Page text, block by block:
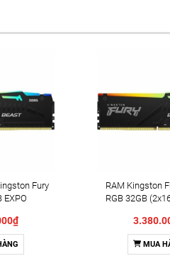
Fury
EXPO
32WP)
DDR5
RAM Kingston
RGB 32GB
32) (AMD
MUA